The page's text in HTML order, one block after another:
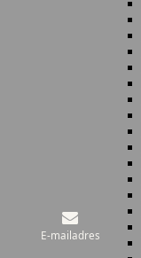
E-mailadres